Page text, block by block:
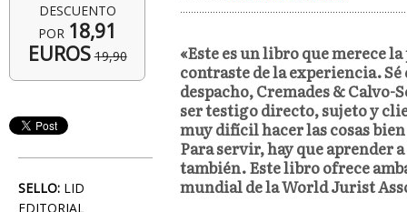
DESCUENTO
POR 18,91
EUROS 19,90
SELLO: LID
EDITORIAL
«Este es un libro que merece
contraste de la experiencia.
despacho, Cremades & Calvo-
ser testigo directo, sujeto y
muy difícil hacer las cosas
Para servir, hay que aprender
también. Este libro ofrece
mundial de la World Jurist